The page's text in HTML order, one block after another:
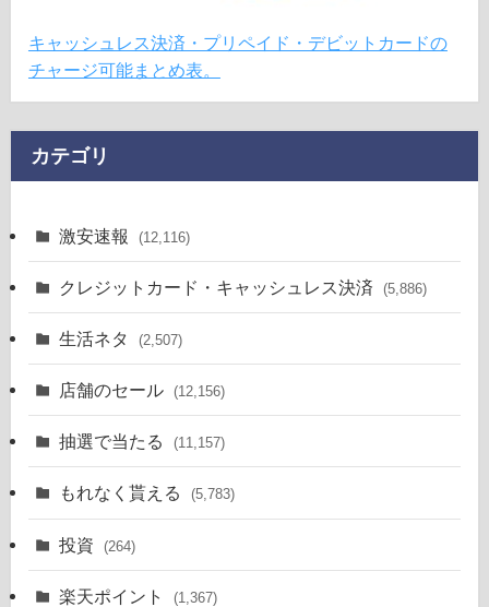
キャッシュレス決済・プリペイド・デビットカードの
チャージ可能まとめ表。
カテゴリ
激安速報 (12,116)
クレジットカード・キャッシュレス決済 (5,886)
生活ネタ (2,507)
店舗のセール (12,156)
抽選で当たる (11,157)
もれなく貰える (5,783)
投資 (264)
楽天ポイント (1,367)